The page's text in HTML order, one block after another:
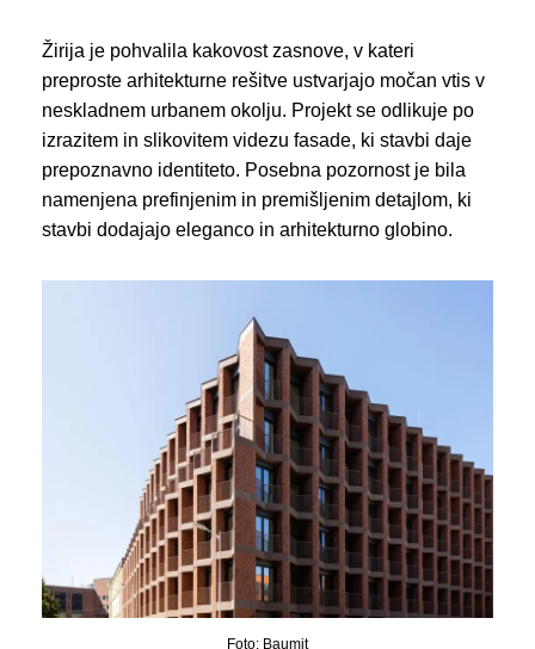
Žirija je pohvalila kakovost zasnove, v kateri
preproste arhitekturne rešitve ustvarjajo močan vtis v
neskladnem urbanem okolju. Projekt se odlikuje po
izrazitem in slikovitem videzu fasade, ki stavbi daje
prepoznavno identiteto. Posebna pozornost je bila
namenjena prefinjenim in premišljenim detajlom, ki
stavbi dodajajo eleganco in arhitekturno globino.
Foto: Baumit